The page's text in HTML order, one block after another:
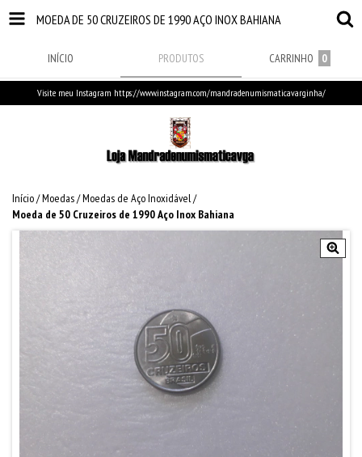
MOEDA DE 50 CRUZEIROS DE 1990 AÇO INOX BAHIANA
INÍCIO PRODUTOS CARRINHO 0
Visite meu Instagram https://www.instagram.com/mandradenumismaticavarginha/
Início/Moedas/Moedas de Aço Inoxidável/
Moeda de 50 Cruzeiros de 1990 Aço Inox Bahiana